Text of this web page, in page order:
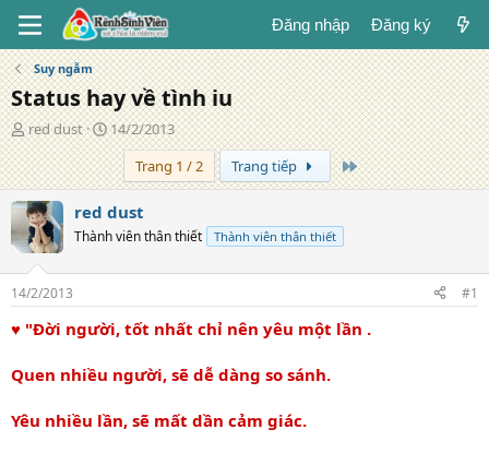
Đăng nhập Đăng ký
Suy ngẫm
Status hay về tình iu
T
á
c
g
i
ả
red dust
N
g
à
y
đ
n
14/2/2013
Trang 1 / 2
Trang tiếp Trang cuối
red dust
Thành viên thân thiết Thành viên thân thiết
14/2/2013 #1
♥ "Đời người, tốt nhất chỉ nên yêu một lần .
Quen nhiều người, sẽ dễ dàng so sánh.
Yêu nhiều lần, sẽ mất dần cảm giác.